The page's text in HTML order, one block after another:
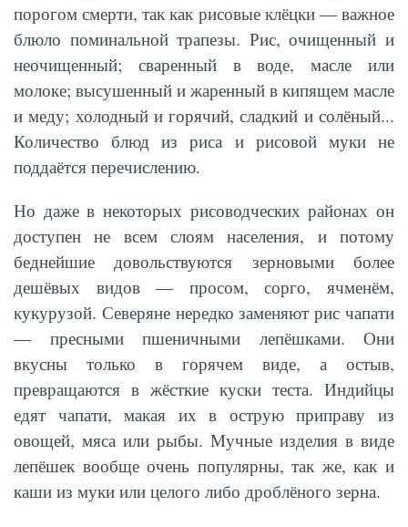
порогом смерти, так как рисовые клёцки — важное
блюло поминальной трапезы. Рис, очищенный и
неочищенный; сваренный в воде, масле или
молоке; высушенный и жаренный в кипящем масле
и меду; холодный и горячий, сладкий и солёный...
Количество блюд из риса и рисовой муки не
поддаётся перечислению.
Но даже в некоторых рисоводческих районах он
доступен не всем слоям населения, и потому
беднейшие довольствуются зерновыми более
дешёвых видов — просом, сорго, ячменём,
кукурузой. Северяне нередко заменяют рис чапати
— пресными пшеничными лепёшками. Они
вкусны только в горячем виде, а остыв,
превращаются в жёсткие куски теста. Индийцы
едят чапати, макая их в острую приправу из
овощей, мяса или рыбы. Мучные изделия в виде
лепёшек вообще очень популярны, так же, как и
каши из муки или целого либо дроблёного зерна.